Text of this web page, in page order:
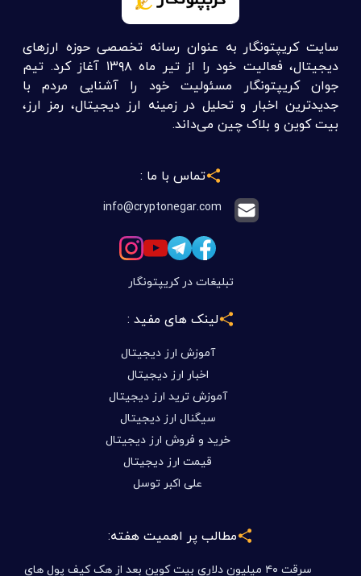
سایت کریپتونگار به عنوان رسانه تخصصی حوزه ارزهای
دیجیتال، فعالیت خود را از تیر ماه ۱۳۹۸ آغاز کرد. تیم
جوان کریپتونگار مسئولیت خود را آشنایی مردم با
جدیدترین اخبار و تحلیل در زمینه ارز دیجیتال، رمز ارز،
بیت کوین و بلاک چین می‌داند.
تماس با ما :
info@cryptonegar.com
تبلیغات در کریپتونگار
لینک های مفید :
آموزش ارز دیجیتال
اخبار ارز دیجیتال
آموزش ترید ارز دیجیتال
سیگنال ارز دیجیتال
خرید و فروش ارز دیجیتال
قیمت ارز دیجیتال
علی اکبر توسل
مطالب پر اهمیت هفته:
سرقت ۴۰ میلیون دلاری بیت کوین بعد از هک کیف پول های